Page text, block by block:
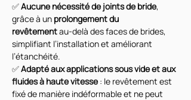
✅ Aucune nécessité de joints de bride,
grâce à un prolongement du
revêtement au-delà des faces de brides,
simplifiant l’installation et améliorant
l’étanchéité.
✅ Adapté aux applications sous vide et aux
fluides à haute vitesse : le revêtement est
fixé de manière indéformable et ne peut